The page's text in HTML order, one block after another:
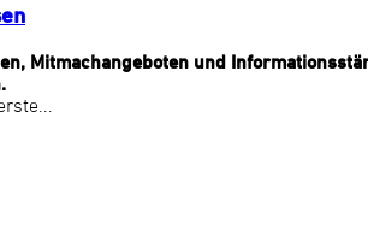
Mitmachangeboten und